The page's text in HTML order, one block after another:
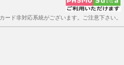
ード非対応系統がございます。ご注意下さい。